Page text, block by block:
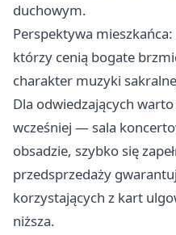
duchowym.
Perspektywa
którzy cenią bogate
charakter muzyki
Dla odwiedzających
wcześniej — sala
obsadzie, szybko się
przedsprzedaży
korzystających z kart
niższa.